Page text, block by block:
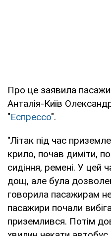
Про це заявила
Анталія-Київ
"Еспрессо".
"Літак під час
крило, почав диміти,
сидіння, ремені. У цей
дощ, але була
говорила пасажирам
пасажири почали
приземлився. Потім